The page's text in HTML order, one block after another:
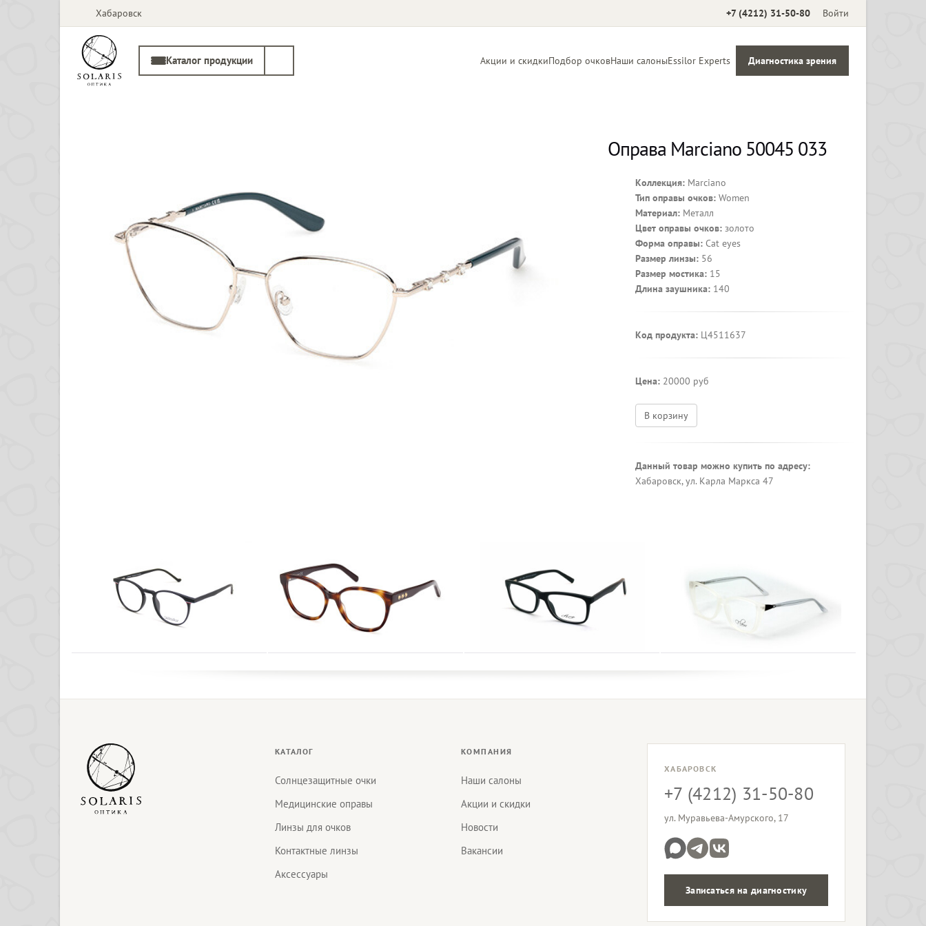
Хабаровск +7 (4212) 31-50-80 Войти
Каталог продукции Акции и скидкиПодбор очковНаши салоныEssilor Experts Диагностика зрения
Оправа Marciano 50045 033
Коллекция: Marciano
Тип оправы очков: Women
Материал: Металл
Цвет оправы очков: золото
Форма оправы: Cat eyes
Размер линзы: 56
Размер мостика: 15
Длина заушника: 140
Код продукта: Ц4511637
Цена: 20000 руб
В корзину
Данный товар можно купить по адресу:
Хабаровск, ул. Карла Маркса 47
КАТАЛОГ
Солнцезащитные очки
Медицинские оправы
Линзы для очков
Контактные линзы
Аксессуары
КОМПАНИЯ
Наши салоны
Акции и скидки
Новости
Вакансии
ХАБАРОВСК
+7 (4212) 31-50-80
ул. Муравьева-Амурского, 17
Записаться на диагностику